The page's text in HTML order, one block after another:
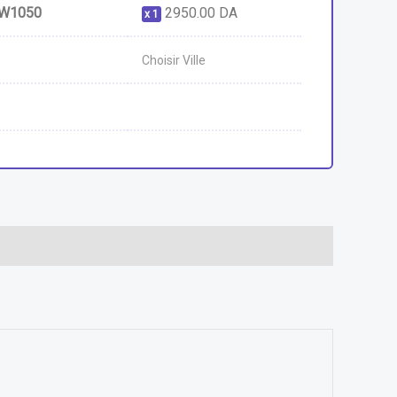
1 2950.00 DA
Choisir Ville